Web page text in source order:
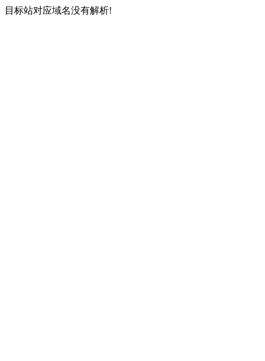
目标站对应域名没有解析!